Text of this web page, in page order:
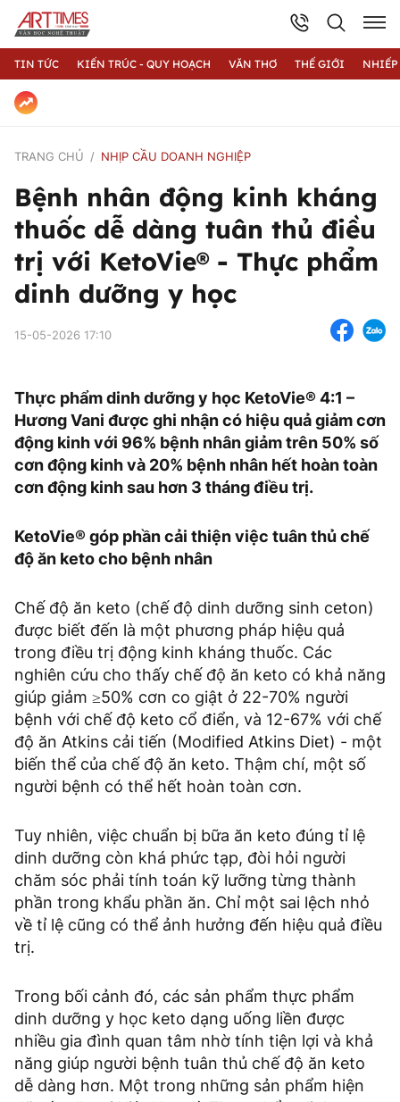
TIN TỨC KIẾN TRÚC - QUY HOẠCH VĂN THƠ THẾ GIỚI
TRANG CHỦ NHỊP CẦU DOANH NGHIỆP
Bệnh nhân động kinh kháng
thuốc dễ dàng tuân thủ điều
trị với KetoVie® - Thực phẩm
dinh dưỡng y học
15-05-2026 17:10
Thực phẩm dinh dưỡng y học KetoVie® 4:1 –
Hương Vani được ghi nhận có hiệu quả giảm cơn
động kinh với 96% bệnh nhân giảm trên 50% số
cơn động kinh và 20% bệnh nhân hết hoàn toàn
cơn động kinh sau hơn 3 tháng điều trị.
KetoVie® góp phần cải thiện việc tuân thủ chế
độ ăn keto cho bệnh nhân
Chế độ ăn keto (chế độ dinh dưỡng sinh ceton)
được biết đến là một phương pháp hiệu quả
trong điều trị động kinh kháng thuốc. Các
nghiên cứu cho thấy chế độ ăn keto có khả năng
giúp giảm ≥50% cơn co giật ở 22-70% người
bệnh với chế độ keto cổ điển, và 12-67% với chế
độ ăn Atkins cải tiến (Modified Atkins Diet) - một
biến thể của chế độ ăn keto. Thậm chí, một số
người bệnh có thể hết hoàn toàn cơn.
Tuy nhiên, việc chuẩn bị bữa ăn keto đúng tỉ lệ
dinh dưỡng còn khá phức tạp, đòi hỏi người
chăm sóc phải tính toán kỹ lưỡng từng thành
phần trong khẩu phần ăn. Chỉ một sai lệch nhỏ
về tỉ lệ cũng có thể ảnh hưởng đến hiệu quả điều
trị.
Trong bối cảnh đó, các sản phẩm thực phẩm
dinh dưỡng y học keto dạng uống liền được
nhiều gia đình quan tâm nhờ tính tiện lợi và khả
năng giúp người bệnh tuân thủ chế độ ăn keto
dễ dàng hơn. Một trong những sản phẩm hiện